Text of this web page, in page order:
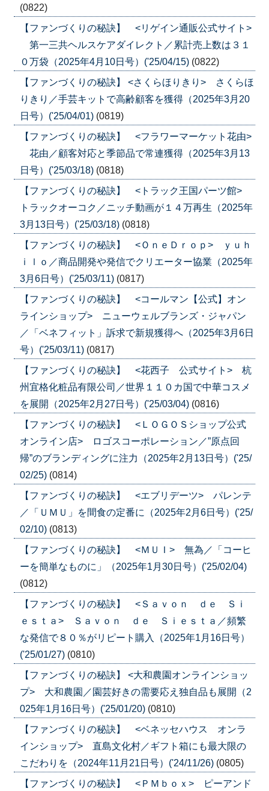
(0822)
【ファンづくりの秘訣】 <リゲイン通販公式サイト>
第一三共ヘルスケアダイレクト／累計売上数は３１
０万袋（2025年4月10日号）('25/04/15) (0822)
【ファンづくりの秘訣】 <さくらほりきり> さくらほ
りきり／手芸キットで高齢顧客を獲得（2025年3月20
日号）('25/04/01) (0819)
【ファンづくりの秘訣】 <フラワーマーケット花由>
花由／顧客対応と季節品で常連獲得（2025年3月13
日号）('25/03/18) (0818)
【ファンづくりの秘訣】 <トラック王国パーツ館>
トラックオーコク／ニッチ動画が１４万再生（2025年
3月13日号）('25/03/18) (0818)
【ファンづくりの秘訣】 <ＯｎｅＤｒｏｐ> ｙｕｈ
ｉｌｏ／商品開発や発信でクリエーター協業（2025年
3月6日号）('25/03/11) (0817)
【ファンづくりの秘訣】 <コールマン【公式】オン
ラインショップ> ニューウェルブランズ・ジャパン
／「ベネフィット」訴求で新規獲得へ（2025年3月6日
号）('25/03/11) (0817)
【ファンづくりの秘訣】 <花西子 公式サイト> 杭
州宜格化粧品有限公司／世界１１０カ国で中華コスメ
を展開（2025年2月27日号）('25/03/04) (0816)
【ファンづくりの秘訣】 <ＬＯＧＯＳショップ公式
オンライン店> ロゴスコーポレーション／”原点回
帰”のブランディングに注力（2025年2月13日号）('25/
02/25) (0814)
【ファンづくりの秘訣】 <エブリデーツ> パレンテ
／「ＵＭＵ」を間食の定番に（2025年2月6日号）('25/
02/10) (0813)
【ファンづくりの秘訣】 <ＭＵＩ> 無為／「コーヒ
ーを簡単なものに」（2025年1月30日号）('25/02/04)
(0812)
【ファンづくりの秘訣】 <Ｓａｖｏｎ ｄｅ Ｓｉ
ｅｓｔａ> Ｓａｖｏｎ ｄｅ Ｓｉｅｓｔａ／頻繁
な発信で８０％がリピート購入（2025年1月16日号）
('25/01/27) (0810)
【ファンづくりの秘訣】 <大和農園オンラインショッ
プ> 大和農園／園芸好きの需要応え独自品も展開（2
025年1月16日号）('25/01/20) (0810)
【ファンづくりの秘訣】 <ベネッセハウス オンラ
インショップ> 直島文化村／ギフト箱にも最大限の
こだわりを（2024年11月21日号）('24/11/26) (0805)
【ファンづくりの秘訣】 <ＰＭｂｏｘ> ピーアンド